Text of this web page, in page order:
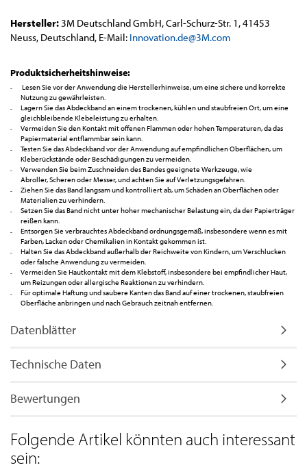
Hersteller:3M Deutschland GmbH, Carl-Schurz-Str. 1, 41453
Neuss, Deutschland, E-Mail: Innovation.de@3M.com
Produktsicherheitshinweise:
Lesen Sie vor der Anwendung die Herstellerhinweise, um eine sichere und korrekte
Nutzung zu gewährleisten.
Lagern Sie das Abdeckband an einem trockenen, kühlen und staubfreien Ort, um eine
gleichbleibende Klebeleistung zu erhalten.
Vermeiden Sie den Kontakt mit offenen Flammen oder hohen Temperaturen, da das
Papiermaterial entflammbar sein kann.
Testen Sie das Abdeckband vor der Anwendung auf empfindlichen Oberflächen, um
Kleberückstände oder Beschädigungen zu vermeiden.
Verwenden Sie beim Zuschneiden des Bandes geeignete Werkzeuge, wie
Abroller, Scheren oder Messer, und achten Sie auf Verletzungsgefahren.
Ziehen Sie das Band langsam und kontrolliert ab, um Schäden an Oberflächen oder
Materialien zu verhindern.
Setzen Sie das Band nicht unter hoher mechanischer Belastung ein, da der Papierträger
reißen kann.
Entsorgen Sie verbrauchtes Abdeckband ordnungsgemäß, insbesondere wenn es mit
Farben, Lacken oder Chemikalien in Kontakt gekommen ist.
Halten Sie das Abdeckband außerhalb der Reichweite von Kindern, um Verschlucken
oder falsche Anwendung zu vermeiden.
Vermeiden Sie Hautkontakt mit dem Klebstoff, insbesondere bei empfindlicher Haut,
um Reizungen oder allergische Reaktionen zu verhindern.
Für optimale Haftung und saubere Kanten das Band auf einer trockenen, staubfreien
Oberfläche anbringen und nach Gebrauch zeitnah entfernen.
Datenblätter
Technische Daten
Bewertungen
Folgende Artikel könnten auch interessant
sein: